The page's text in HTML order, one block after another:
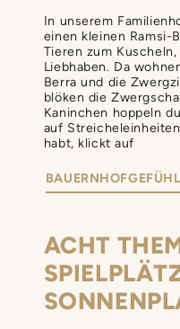
In unserem
einen kleinen Ramsi-
Tieren zum
Liebhaben. Da
Berra und die
blöken die
Kaninchen hoppeln
auf
habt, klickt auf
ACHT